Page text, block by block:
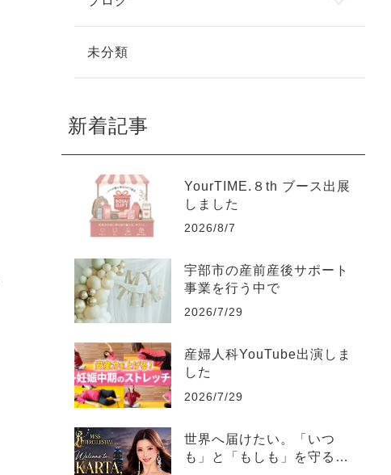
未分類
新着記事
YourTIME.８th ブース出展
しました
2026/8/7
宇部市の産前産後サポート
事業を行う中で
2026/7/29
産婦人科YouTube出演しま
した
2026/7/29
世界へ届けたい。「いつ
も」と「もしも」を守る日